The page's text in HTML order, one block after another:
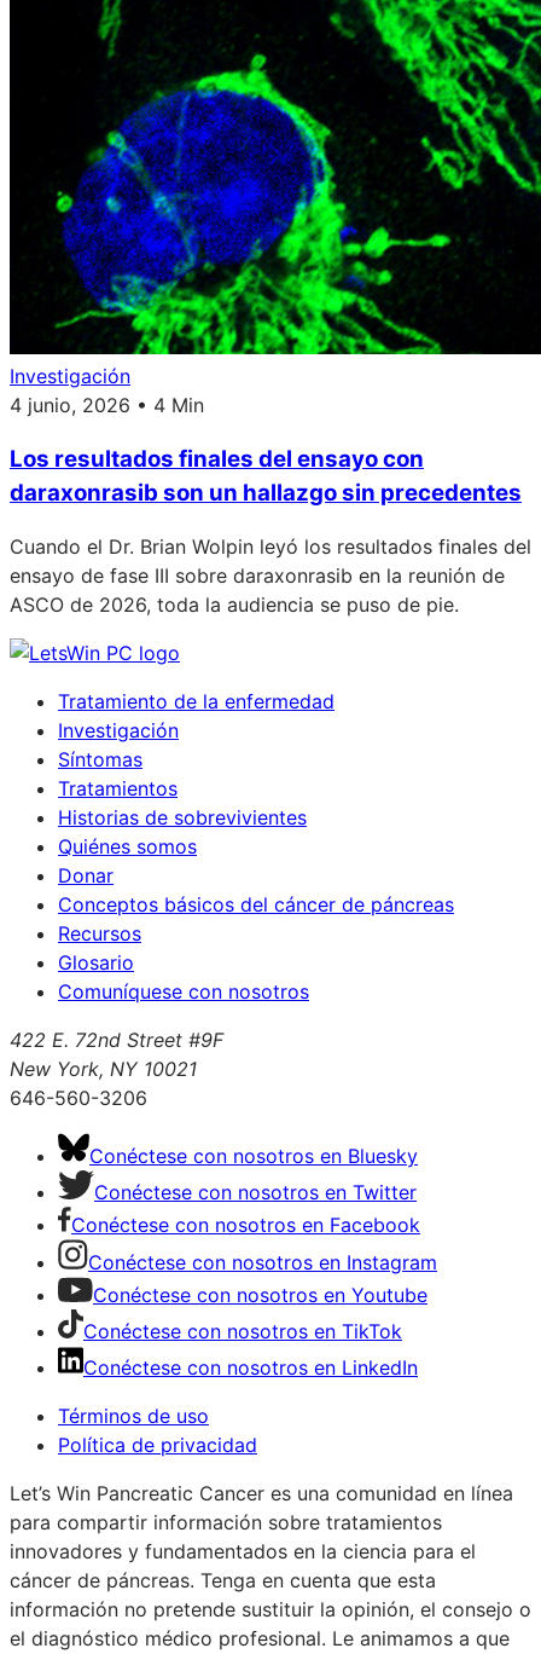
Investigación
4 junio, 2026 • 4 Min
Los resultados finales del ensayo con
daraxonrasib son un hallazgo sin precedentes
Cuando el Dr. Brian Wolpin leyó los resultados finales del
ensayo de fase III sobre daraxonrasib en la reunión de
ASCO de 2026, toda la audiencia se puso de pie.
Tratamiento de la enfermedad
Investigación
Síntomas
Tratamientos
Historias de sobrevivientes
Quiénes somos
Donar
Conceptos básicos del cáncer de páncreas
Recursos
Glosario
Comuníquese con nosotros
422 E. 72nd Street #9F
New York, NY 10021
646-560-3206
Conéctese con nosotros en Bluesky
Conéctese con nosotros en Twitter
Conéctese con nosotros en Facebook
Conéctese con nosotros en Instagram
Conéctese con nosotros en Youtube
Conéctese con nosotros en TikTok
Conéctese con nosotros en LinkedIn
Términos de uso
Política de privacidad
Let’s Win Pancreatic Cancer es una comunidad en línea
para compartir información sobre tratamientos
innovadores y fundamentados en la ciencia para el
cáncer de páncreas. Tenga en cuenta que esta
información no pretende sustituir la opinión, el consejo o
el diagnóstico médico profesional. Le animamos a que